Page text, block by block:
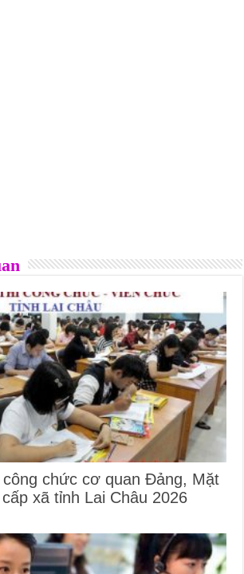
công chức cơ quan Đảng, Mặt
xã tỉnh Lai Châu 2026